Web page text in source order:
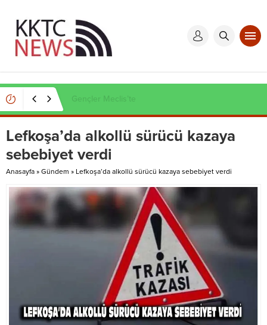
Kaçak et operasyonu
Lefkoşa’da alkollü sürücü kazaya
sebebiyet verdi
Anasayfa » Gündem » Lefkoşa’da alkollü sürücü kazaya sebebiyet verdi